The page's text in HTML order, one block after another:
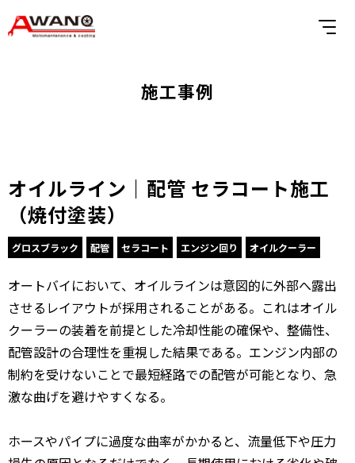
施工事例
オイルライン｜配管 セラコート施工
（焼付塗装）
グロスブラック 配管 セラコート エンジン回り オイルクーラー
オートバイにおいて、オイルラインは意図的に外部へ露出
させるレイアウトが採用されることがある。これはオイル
クーラーの装着を前提とした冷却性能の確保や、整備性、
配管設計の合理性を重視した結果である。エンジン内部の
制約を受けないことで最短経路での配管が可能となり、急
激な曲げを避けやすくなる。
ホースやパイプに過度な曲率がかかると、流量低下や圧力